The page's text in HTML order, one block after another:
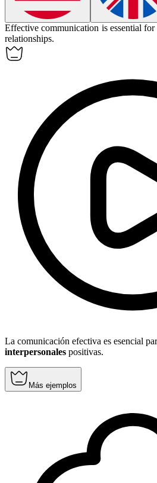
Effective communication is essential
relationships.
La comunicación efectiva es esencial
interpersonales positivas.
Más ejemplos